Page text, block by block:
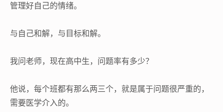
管理好自己的情绪。
与自己和解，与目标和解。
我问老师，现在高中生，问题率有多少？
他说，每个班都有那么两三个，就是属于问题很严重的，
需要医学介入的。